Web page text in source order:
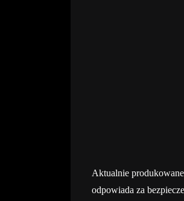
Aktualnie
odpowiada za